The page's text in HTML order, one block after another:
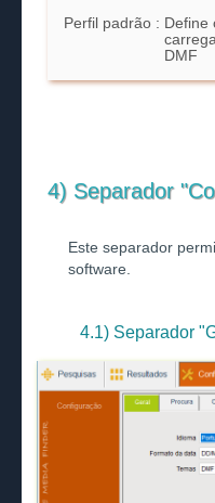
Perfil padrão : Define
DMF
4) Separador
Este separador
software.
4.1) Separador